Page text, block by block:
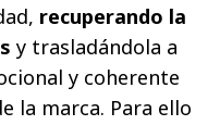
recuperando la
y trasladándola a
y coherente
la marca. Para ello